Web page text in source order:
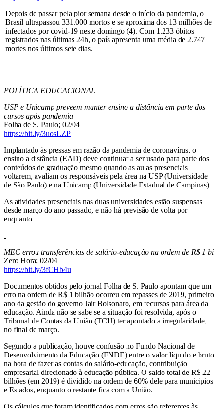
Depois de passar pela pior semana desde o início da pandemia, o
Brasil ultrapassou 331.000 mortos e se aproxima dos 13 milhões de
infectados por covid-19 neste domingo (4). Com 1.233 óbitos
registrados nas últimas 24h, o país apresenta uma média de 2.747
mortes nos últimos sete dias.
POLÍTICA EDUCACIONAL
USP e Unicamp preveem manter ensino a distância em parte dos
cursos após pandemia
Folha de S. Paulo; 02/04
https://bit.ly/3uosLZP
​Implantado às pressas em razão da pandemia de coronavírus, o
ensino a distância (EAD) deve continuar a ser usado para parte dos
conteúdos de graduação mesmo quando as aulas presenciais
voltarem, avaliam os responsáveis pela área na USP (Universidade
de São Paulo) e na Unicamp (Universidade Estadual de Campinas).
As atividades presenciais nas duas universidades estão suspensas
desde março do ano passado, e não há previsão de volta por
enquanto.
MEC errou transferências de salário-educação na ordem de R$ 1 bi
Zero Hora; 02/04
https://bit.ly/3fCHb4u
Documentos obtidos pelo jornal Folha de S. Paulo apontam que um
erro na ordem de R$ 1 bilhão ocorreu em repasses de 2019, primeiro
ano da gestão do governo Jair Bolsonaro, em recursos para área da
educação. Ainda não se sabe se a situação foi resolvida, após o
Tribunal de Contas da União (TCU) ter apontado a irregularidade,
no final de março.
Segundo a publicação, houve confusão no Fundo Nacional de
Desenvolvimento da Educação (FNDE) entre o valor líquido e bruto
na hora de fazer as contas do salário-educação, contribuição
empresarial direcionado à educação pública. O saldo total de R$ 22
bilhões (em 2019) é dividido na ordem de 60% dele para municípios
e Estados, enquanto o restante fica com a União.
Os cálculos que foram identificados com erros são referentes às